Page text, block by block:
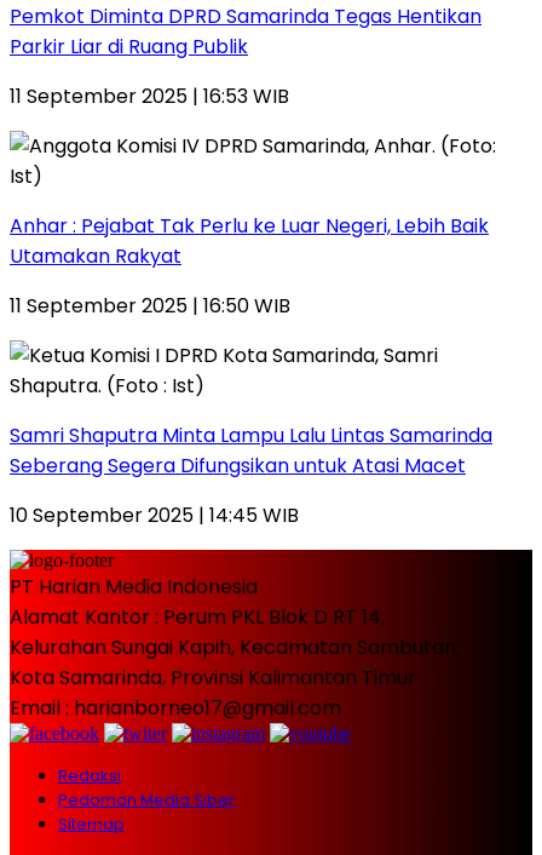
Pemkot Diminta DPRD Samarinda Tegas Hentikan
Parkir Liar di Ruang Publik
11 September 2025 | 16:53 WIB
Anhar : Pejabat Tak Perlu ke Luar Negeri, Lebih Baik
Utamakan Rakyat
11 September 2025 | 16:50 WIB
Samri Shaputra Minta Lampu Lalu Lintas Samarinda
Seberang Segera Difungsikan untuk Atasi Macet
10 September 2025 | 14:45 WIB
PT Harian Media Indonesia
Alamat Kantor : Perum PKL Blok D RT 14,
Kelurahan Sungai Kapih, Kecamatan Sambutan,
Kota Samarinda, Provinsi Kalimantan Timur
Email : harianborneo17@gmail.com
Redaksi
Pedoman Media Siber
Sitemap